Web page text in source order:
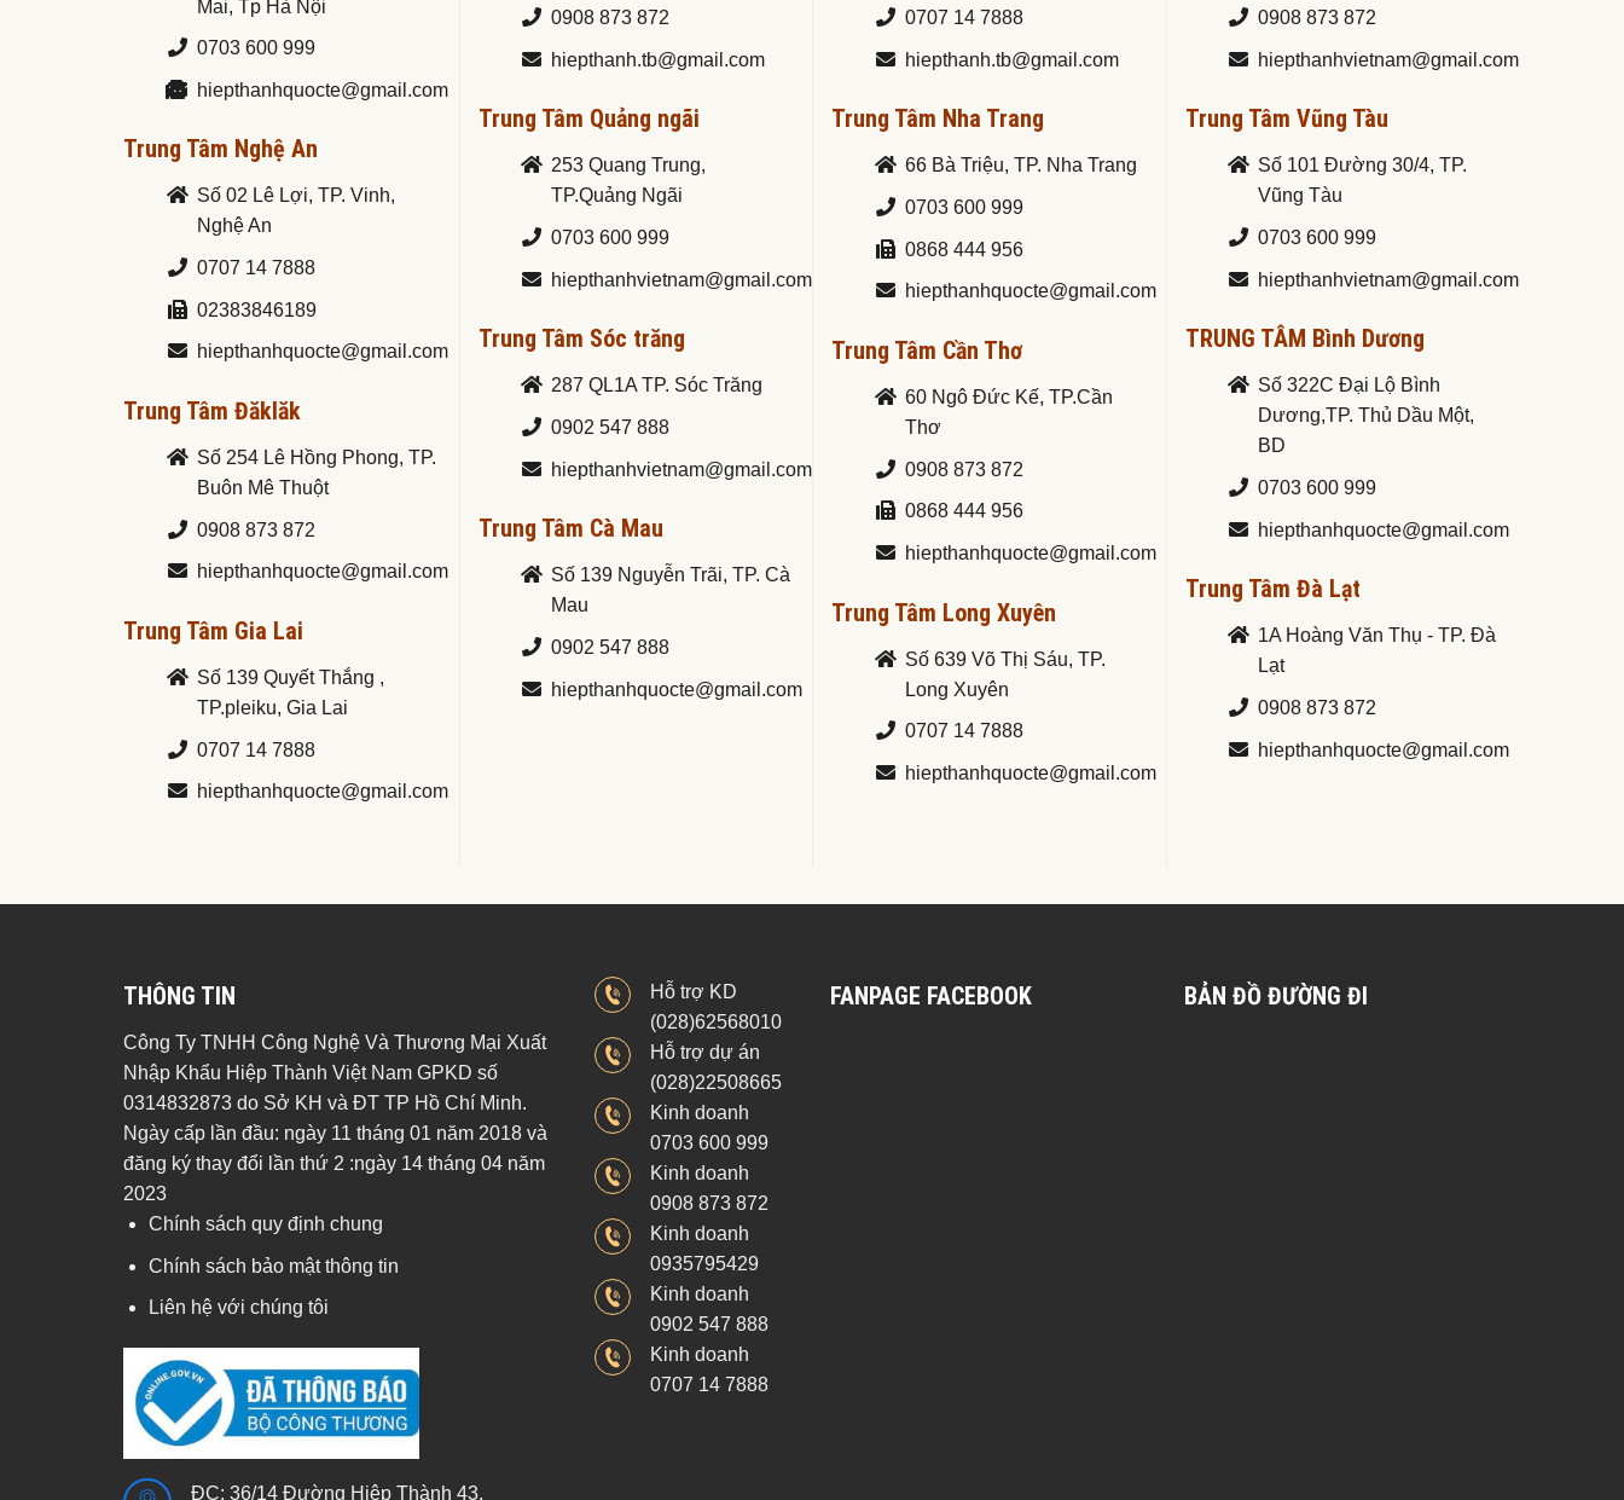
Mai, Tp Hà Nội
0703 600 999
hiepthanhquocte@gmail.com
Trung Tâm Nghệ An
Số 02 Lê Lợi, TP. Vinh,
Nghệ An
0707 14 7888
02383846189
hiepthanhquocte@gmail.com
Trung Tâm Đăklăk
Số 254 Lê Hồng Phong, TP.
Buôn Mê Thuột
0908 873 872
hiepthanhquocte@gmail.com
Trung Tâm Gia Lai
Số 139 Quyết Thắng ,
TP.pleiku, Gia Lai
0707 14 7888
hiepthanhquocte@gmail.com
0908 873 872
hiepthanh.tb@gmail.com
Trung Tâm Quảng ngãi
253 Quang Trung,
TP.Quảng Ngãi
0703 600 999
hiepthanhvietnam@gmail.com
Trung Tâm Sóc trăng
287 QL1A TP. Sóc Trăng
0902 547 888
hiepthanhvietnam@gmail.com
Trung Tâm Cà Mau
Số 139 Nguyễn Trãi, TP. Cà
Mau
0902 547 888
hiepthanhquocte@gmail.com
0707 14 7888
hiepthanh.tb@gmail.com
Trung Tâm Nha Trang
66 Bà Triệu, TP. Nha Trang
0703 600 999
0868 444 956
hiepthanhquocte@gmail.com
Trung Tâm Cần Thơ
60 Ngô Đức Kế, TP.Cần
Thơ
0908 873 872
0868 444 956
hiepthanhquocte@gmail.com
Trung Tâm Long Xuyên
Số 639 Võ Thị Sáu, TP.
Long Xuyên
0707 14 7888
hiepthanhquocte@gmail.com
0908 873 872
hiepthanhvietnam@gmail.com
Trung Tâm Vũng Tàu
Số 101 Đường 30/4, TP.
Vũng Tàu
0703 600 999
hiepthanhvietnam@gmail.com
TRUNG TÂM Bình Dương
Số 322C Đại Lộ Bình
Dương,TP. Thủ Dầu Một,
BD
0703 600 999
hiepthanhquocte@gmail.com
Trung Tâm Đà Lạt
1A Hoàng Văn Thụ - TP. Đà
Lạt
0908 873 872
hiepthanhquocte@gmail.com
THÔNG TIN
Công Ty TNHH Công Nghệ Và Thương Mại Xuất
Nhập Khẩu Hiệp Thành Việt Nam GPKD số
0314832873 do Sở KH và ĐT TP Hồ Chí Minh.
Ngày cấp lần đầu: ngày 11 tháng 01 năm 2018 và
đăng ký thay đổi lần thứ 2 :ngày 14 tháng 04 năm
2023
Chính sách quy định chung
Chính sách bảo mật thông tin
Liên hệ với chúng tôi
ĐC: 36/14 Đường Hiệp Thành 43,
Hỗ trợ KD
(028)62568010
Hỗ trợ dự án
(028)22508665
Kinh doanh
0703 600 999
Kinh doanh
0908 873 872
Kinh doanh
0935795429
Kinh doanh
0902 547 888
Kinh doanh
0707 14 7888
FANPAGE FACEBOOK BẢN ĐỒ ĐƯỜNG ĐI